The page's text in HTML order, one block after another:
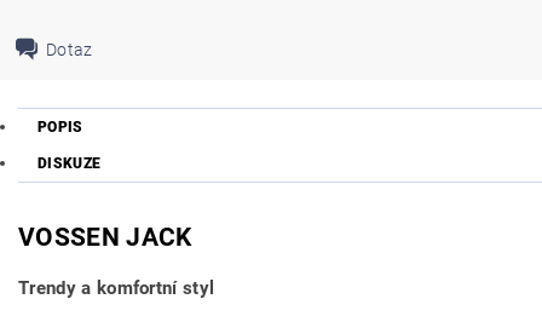
Dotaz
POPIS
DISKUZE
VOSSEN JACK
Trendy a komfortní styl